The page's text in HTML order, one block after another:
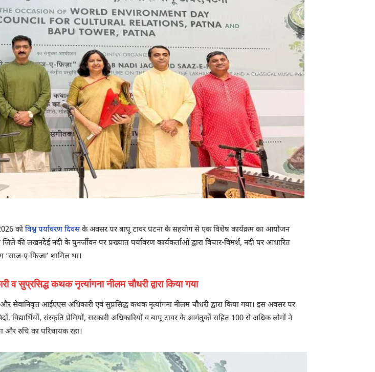
को विश्व पर्यावरण दिवसके अवसर पर बापू टावर पटना के सहयोग से एक विशेष कार्यक्रम का आयोजन
की लखनदेई नदी के पुनर्जीवन पर प्रख्यात पर्यावरण कार्यकर्ताओं द्वारा विचार-विमर्श, नदी पर आधारित
‘साज-ए-फिजा’ शामिल था।
सुप्रसिद्ध कथक नृत्यांगना नीलम चौधरी द्वारा किया गया
सेवानिवृत्त आईएएस अधिकारी एवं सुप्रसिद्ध कथक नृत्यांगना नीलम चौधरी द्वारा किया गया। इस अवसर पर
विद्यार्थियों, संस्कृति प्रेमियों, सरकारी अधिकारियों व बापू टावर के आगंतुकों सहित 100 से अधिक लोगों ने
और रुचि का परिचायक रहा।